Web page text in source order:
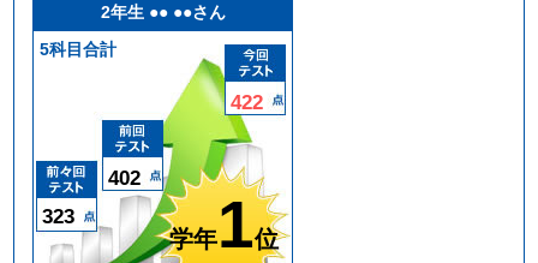
2年生 ●● ●●さん
323
402
422
学年1位
5科目合計